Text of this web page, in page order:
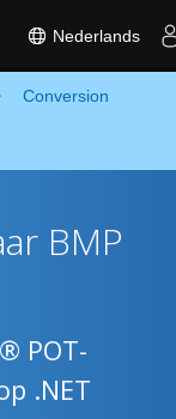
Nederlands
Conversion
BMP
POT-
.NET